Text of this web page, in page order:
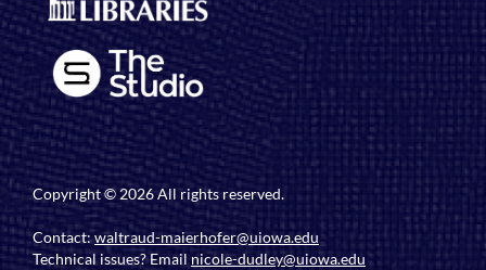
Copyright © 2026 All rights reserved.
Contact:waltraud-maierhofer@uiowa.edu
Technical issues? Email nicole-dudley@uiowa.edu